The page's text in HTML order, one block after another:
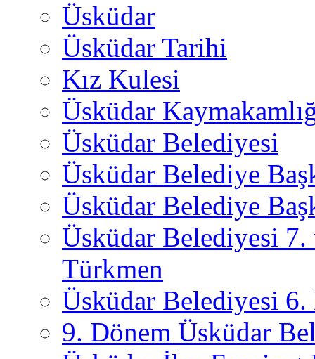
Üsküdar
Üsküdar Tarihi
Kız Kulesi
Üsküdar
Üsküdar Belediyesi
Üsküdar Belediye
Üsküdar Belediye
Üsküdar Belediyesi
Türkmen
Üsküdar Belediyesi 6.
9. Dönem Üsküdar